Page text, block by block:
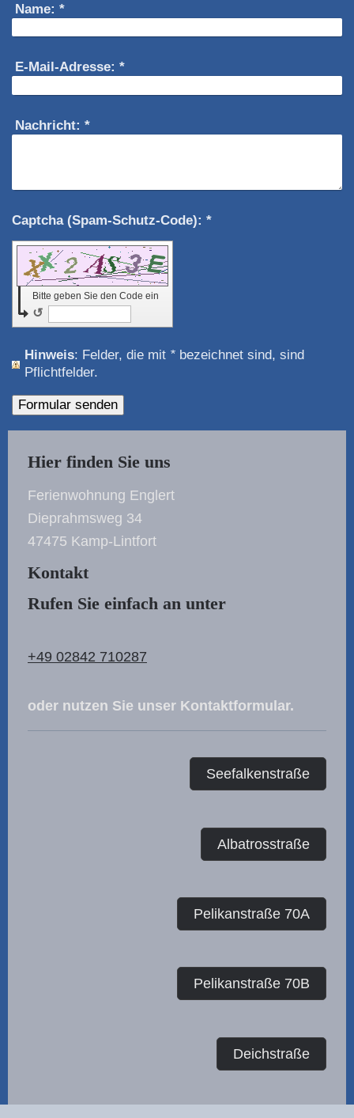
Name: *
E-Mail-Adresse: *
Nachricht: *
Captcha (Spam-Schutz-Code): *
Bitte geben Sie den Code ein
↺
Hinweis : Felder, die mit * bezeichnet sind, sind
Pflichtfelder.
Hier finden Sie uns
Ferienwohnung Englert
Dieprahmsweg 34
47475 Kamp-Lintfort
Kontakt
Rufen Sie einfach an unter
+49 02842 710287
oder nutzen Sie unser Kontaktformular.
Seefalkenstraße
Albatrosstraße
Pelikanstraße 70A
Pelikanstraße 70B
Deichstraße